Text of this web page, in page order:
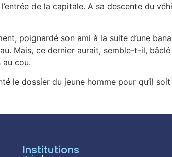
de la capitale. A sa descente du
poignardé son ami à la suite d’une
Mais, ce dernier aurait, semble-t-il,
cou.
le dossier du jeune homme pour qu’il
Institutions